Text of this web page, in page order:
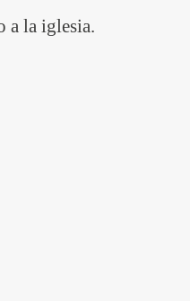
a la iglesia.